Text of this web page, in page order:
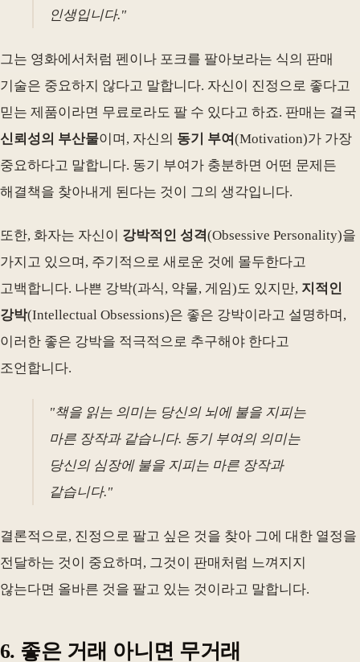
인생입니다."
그는 영화에서처럼 펜이나 포크를 팔아보라는 식의 판매
기술은 중요하지 않다고 말합니다. 자신이 진정으로 좋다고
믿는 제품이라면 무료로라도 팔 수 있다고 하죠. 판매는 결국
신뢰성의 부산물이며, 자신의 동기 부여 (Motivation)가 가장
중요하다고 말합니다. 동기 부여가 충분하면 어떤 문제든
해결책을 찾아내게 된다는 것이 그의 생각입니다.
또한, 화자는 자신이 강박적인 성격(Obsessive Personality)을
가지고 있으며, 주기적으로 새로운 것에 몰두한다고
고백합니다. 나쁜 강박(과식, 약물, 게임)도 있지만, 지적인
강박(Intellectual Obsessions)은 좋은 강박이라고 설명하며,
이러한 좋은 강박을 적극적으로 추구해야 한다고
조언합니다.
"책을 읽는 의미는 당신의 뇌에 불을 지피는
마른 장작과 같습니다. 동기 부여의 의미는
당신의 심장에 불을 지피는 마른 장작과
같습니다."
결론적으로, 진정으로 팔고 싶은 것을 찾아 그에 대한 열정을
전달하는 것이 중요하며, 그것이 판매처럼 느껴지지
않는다면 올바른 것을 팔고 있는 것이라고 말합니다.
6. 좋은 거래 아니면 무거래